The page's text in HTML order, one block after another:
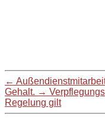
←
Gehalt. →
Regelung gilt